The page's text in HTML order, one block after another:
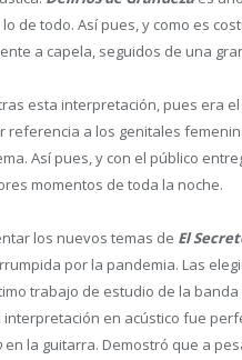
de todo. Así pues, y como es
a capela, seguidos de una
esta interpretación, pues era
referencia a los genitales
Así pues, y con el público
momentos de toda la noche.
los nuevos temas de El
por la pandemia. Las
trabajo de estudio de la
interpretación en acústico fue
en la guitarra. Demostró que a